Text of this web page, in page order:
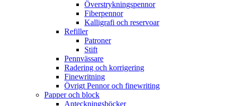
Överstrykningspennor
Fiberpennor
Kalligrafi och reservoar
Refiller
Patroner
Stift
Pennvässare
Radering och korrigering
Finewritning
Övrigt Pennor och finewriting
Papper och block
Anteckningsböcker